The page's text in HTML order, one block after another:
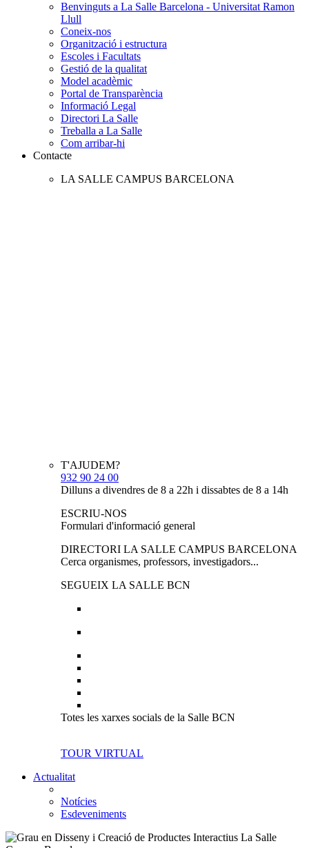
Benvinguts a La Salle Barcelona - Universitat Ramon
Llull
Coneix-nos
Organització i estructura
Escoles i Facultats
Gestió de la qualitat
Model acadèmic
Portal de Transparència
Informació Legal
Directori La Salle
Treballa a La Salle
Com arribar-hi
Contacte
LA SALLE CAMPUS BARCELONA
T'AJUDEM?
932 90 24 00
Dilluns a divendres de 8 a 22h i dissabtes de 8 a 14h
ESCRIU-NOS
Formulari d'informació general
DIRECTORI LA SALLE CAMPUS BARCELONA
Cerca organismes, professors, investigadors...
SEGUEIX LA SALLE BCN
Totes les xarxes socials de la Salle BCN
TOUR VIRTUAL
Actualitat
Notícies
Esdeveniments